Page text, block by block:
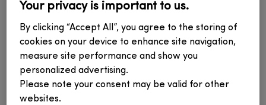
noktalarından reçetesiz olarak satın alabilirsiniz.
Online satın al
Online satın al
PHARMATON® VITALITY® TABLET
Your privacy is important to us.
By clicking “Accept All”, you agree to the storing of
cookies on your device to enhance site navigation,
measure site performance and show you
personalized advertising.
Please note your consent may be valid for other
websites.